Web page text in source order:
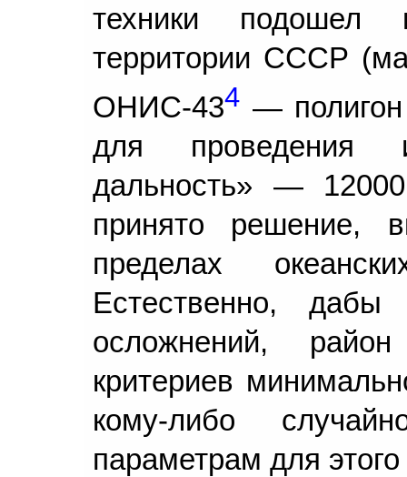
техники подошел
территории СССР
ОНИС-434 — полигон
для проведения
дальность» —
принято решение,
пределах
Естественно, дабы
осложнений,
критериев
кому-либо
параметрам для